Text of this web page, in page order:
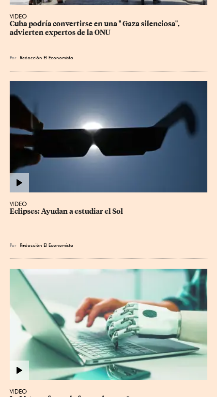
VIDEO
Cuba podría convertirse en una " Gaza silenciosa",
advierten expertos de la ONU
Por Redacción El Economista
VIDEO
Eclipses: Ayudan a estudiar el Sol
Por Redacción El Economista
VIDEO